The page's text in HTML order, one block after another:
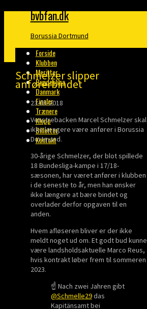
bvbfan.dk
Borussia Dortmund
Forside
Klubben
Meritter
Bundesliga
Danmark
Finaler
Trænere
Klopp
Billetter
Kontakt
Schmelzer slipper
anførerbindet
23-05-2018
Venstrebacken Marcel Schmelzer skal
ikke længere være anfører i Borussia
Dortmund.
30-årige Schmelzer, der blot spillede
18 Bundesliga-kampe i 17/18-
sæsonen, har været anfører i klubben
i de seneste to år, men han ønsker
ikke længere at bære bindet og
overlader derfor opgaven til en
anden.
Hvem afløseren bliver er der ikke
meldt noget ud om. Et godt bud kunne
være landsholdsaktuelle Marco Reus,
hvis kontrakt løber frem til sommeren
2023.
☝️ Nach zwei Jahren gibt
@Schmelle29das
Kapitänsamt bei